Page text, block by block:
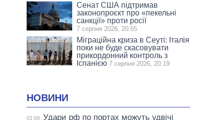
Сенат США підтримав
законопроєкт про «пекельні
санкції» проти росії
7 серпня 2026, 20:55
Міграційна криза в Сеуті: Італія
поки не буде скасовувати
прикордонний контроль з
Іспанією 7 серпня 2026, 20:19
НОВИНИ
01:59 Удари рф по портах можуть удвічі